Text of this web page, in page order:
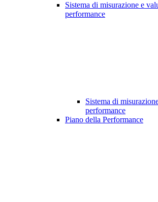
Sistema di misurazione e
performance
Sistema di
performance
Piano della Performance